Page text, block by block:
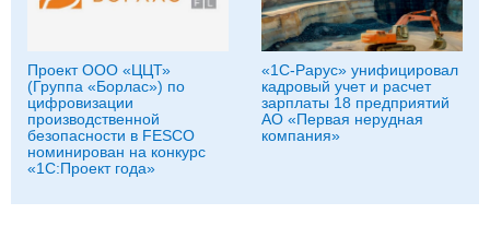
Проект ООО «ЦЦТ»
(Группа «Борлас») по
цифровизации
производственной
безопасности в FESCO
номинирован на конкурс
«1С:Проект года»
«1С-Рарус» унифицировал
кадровый учет и расчет
зарплаты 18 предприятий
АО «Первая нерудная
компания»